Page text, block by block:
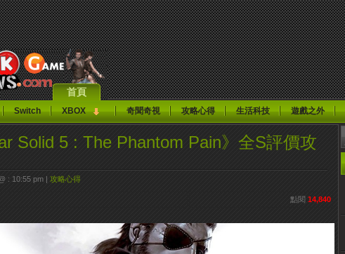
首頁
Switch XBOX 奇聞奇視 攻略心得 生活科技 遊戲之外
Solid 5 : The Phantom Pain》全S評價攻
: 10:55 pm | 攻略心得
點閱 14,840